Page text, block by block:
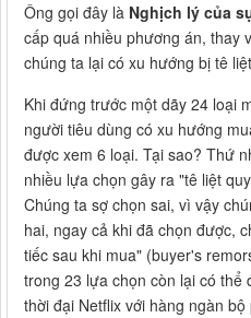
Ông gọi đây là Nghịch lý của
cấp quá nhiều phương án, thay
chúng ta lại có xu hướng bị tê
Khi đứng trước một dãy 24 loại
người tiêu dùng có xu hướng
được xem 6 loại. Tại sao? Thứ
nhiều lựa chọn gây ra "tê liệt
Chúng ta sợ chọn sai, vì vậy
hai, ngay cả khi đã chọn được,
tiếc sau khi mua" (buyer's
trong 23 lựa chọn còn lại có thể
thời đại Netflix với hàng ngàn